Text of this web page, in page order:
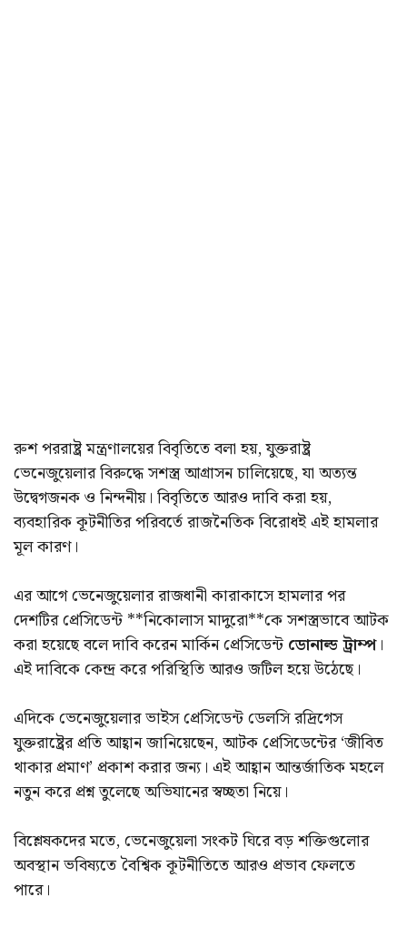
রুশ পররাষ্ট্র মন্ত্রণালয়ের বিবৃতিতে বলা হয়, যুক্তরাষ্ট্র
ভেনেজুয়েলার বিরুদ্ধে সশস্ত্র আগ্রাসন চালিয়েছে, যা অত্যন্ত
উদ্বেগজনক ও নিন্দনীয়। বিবৃতিতে আরও দাবি করা হয়,
ব্যবহারিক কূটনীতির পরিবর্তে রাজনৈতিক বিরোধই এই হামলার
মূল কারণ।
এর আগে ভেনেজুয়েলার রাজধানী কারাকাসে হামলার পর
দেশটির প্রেসিডেন্ট **নিকোলাস মাদুরো**কে সশস্ত্রভাবে আটক
করা হয়েছে বলে দাবি করেন মার্কিন প্রেসিডেন্ট ডোনাল্ড ট্রাম্প।
এই দাবিকে কেন্দ্র করে পরিস্থিতি আরও জটিল হয়ে উঠেছে।
এদিকে ভেনেজুয়েলার ভাইস প্রেসিডেন্ট ডেলসি রদ্রিগেস
যুক্তরাষ্ট্রের প্রতি আহ্বান জানিয়েছেন, আটক প্রেসিডেন্টের ‘জীবিত
থাকার প্রমাণ’ প্রকাশ করার জন্য। এই আহ্বান আন্তর্জাতিক মহলে
নতুন করে প্রশ্ন তুলেছে অভিযানের স্বচ্ছতা নিয়ে।
বিশ্লেষকদের মতে, ভেনেজুয়েলা সংকট ঘিরে বড় শক্তিগুলোর
অবস্থান ভবিষ্যতে বৈশ্বিক কূটনীতিতে আরও প্রভাব ফেলতে
পারে।